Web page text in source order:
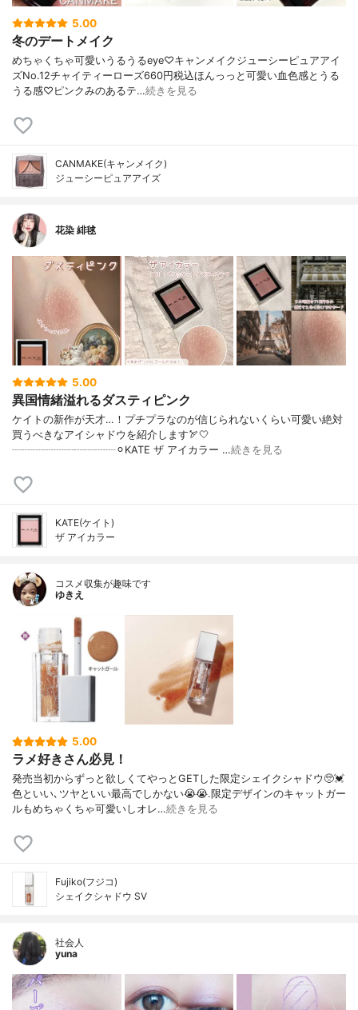
5.00
冬のデートメイク
めちゃくちゃ可愛いうるうるeye♡キャンメイクジューシーピュアアイ
ズNo.12チャイティーローズ660円税込ほんっっと可愛い血色感とうる
うる感♡ピンクみのあるテ…続きを見る
CANMAKE(キャンメイク)
ジューシーピュアアイズ
花染 緋毬
5.00
異国情緒溢れるダスティピンク
ケイトの新作が天才…！プチプラなのが信じられないくらい可愛い絶対
買うべきなアイシャドウを紹介します🏹🤍
┈┈┈┈┈┈┈┈┈┈⚪︎KATE ザ アイカラー …続きを見る
KATE(ケイト)
ザ アイカラー
コスメ収集が趣味です
ゆきえ
5.00
ラメ好きさん必見！
発売当初からずっと欲しくてやっとGETした限定シェイクシャドウ🥺💓
色といい､ツヤといい最高でしかない😭😭.限定デザインのキャットガー
ルもめちゃくちゃ可愛いしオレ…続きを見る
Fujiko(フジコ)
シェイクシャドウ SV
社会人
yuna